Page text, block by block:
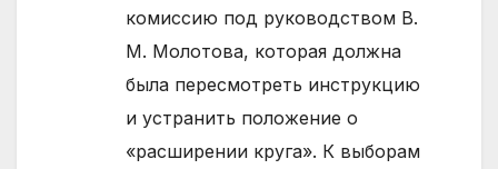
комиссию под руководством В.
М. Молотова, которая должна
была пересмотреть инструкцию
и устранить положение о
«расширении круга». К выборам